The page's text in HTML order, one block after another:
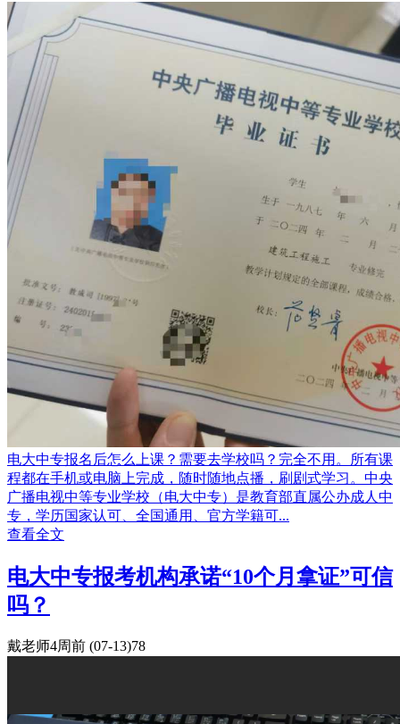
电大中专报名后怎么上课？需要去学校吗？完全不用。所有课
程都在手机或电脑上完成，随时随地点播，刷剧式学习。中央
广播电视中等专业学校（电大中专）是教育部直属公办成人中
专，学历国家认可、全国通用、官方学籍可...
查看全文
电大中专报考机构承诺“10个月拿证”可信
吗？
戴老师4周前 (07-13)78